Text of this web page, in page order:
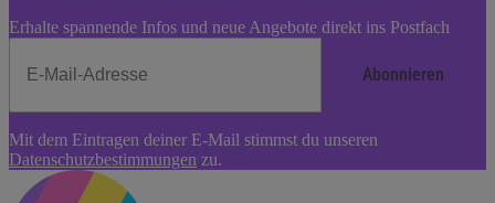
Erhalte spannende Infos und neue Angebote direkt ins Postfach
Abonnieren
Abonnieren
Mit dem Eintragen deiner E-Mail stimmst du unseren
Datenschutzbestimmungen zu.